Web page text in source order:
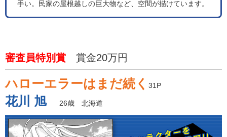
手い。民家の屋根越しの巨大物など、空間が描けています。
審査員特別賞 賞金20万円
ハローエラーはまだ続く 31P
花川 旭 26歳 北海道